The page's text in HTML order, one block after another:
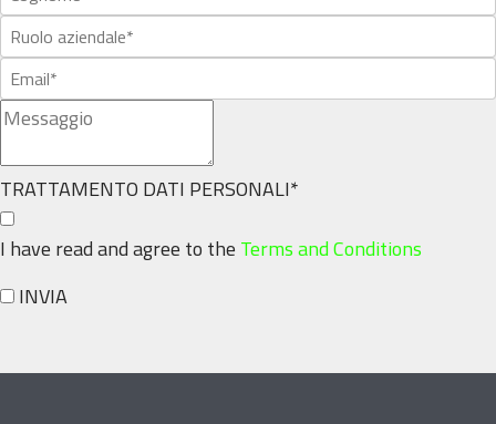
TRATTAMENTO DATI PERSONALI*
I have read and agree to the Terms and Conditions
INVIA